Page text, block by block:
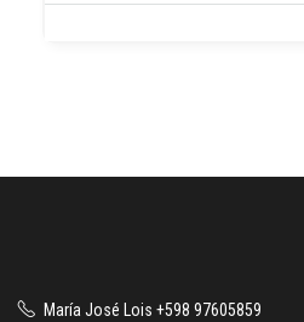
María José Lois +598 97605859